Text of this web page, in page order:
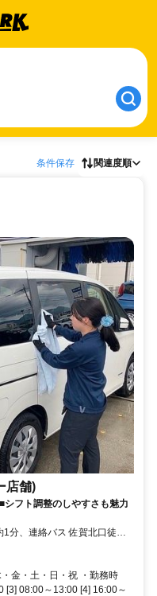
条件保存 関連度順
店舗)
フト調整のしやすさも魅力
分、連絡バス 佐賀北口徒歩
金・土・日・祝 ・勤務時
[3] 08:00～13:00 [4] 16:00～